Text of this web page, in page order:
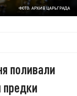
ФОТО: АРХИВ ЦАРЬГРАДА
поливали
предки